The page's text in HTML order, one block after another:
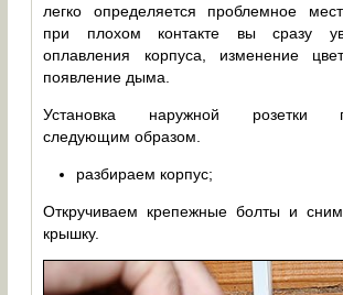
легко определяется проблемное
при плохом контакте вы сразу
оплавления корпуса, изменение
появление дыма.
Установка наружной розетки
следующим образом.
разбираем корпус;
Откручиваем крепежные болты и
крышку.